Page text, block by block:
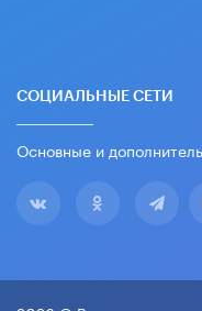
СОЦИАЛЬНЫЕ СЕТИ
Основные и